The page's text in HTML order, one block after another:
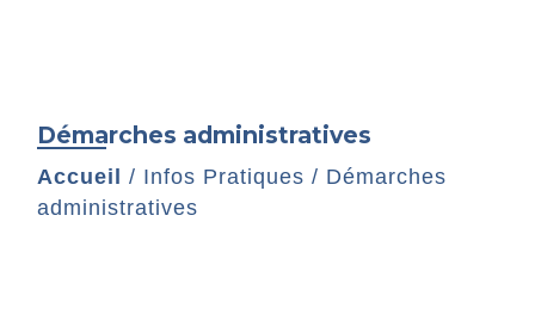
Démarches administratives
Accueil / Infos Pratiques / Démarches
administratives